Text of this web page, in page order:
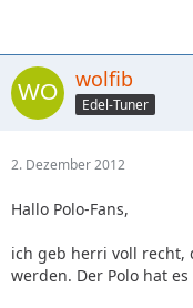
wolfib
Edel-Tuner
2. Dezember 2012
Hallo Polo-Fans,
ich geb herri voll recht,
werden. Der Polo hat